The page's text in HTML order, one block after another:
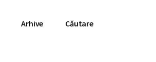
Arhive Căutare